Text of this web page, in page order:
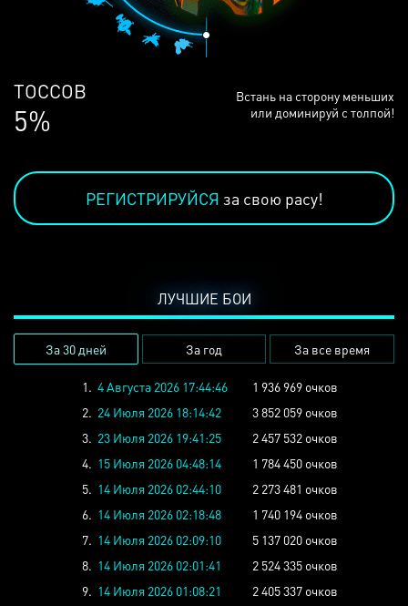
ЛЮДЕЙ
68%
Встань на сторону меньших
или доминируй с толпой!
РЕГИСТРИРУЙСЯ за свою расу!
ЛУЧШИЕ БОИ
За 30 дней За год За все время
1. 4 Августа 2026 17:44:46
1 936 969 очков
2. 24 Июля 2026 18:14:42
3 852 059 очков
3. 23 Июля 2026 19:41:25
2 457 532 очков
4. 15 Июля 2026 04:48:14
1 784 450 очков
5. 14 Июля 2026 02:44:10
2 273 481 очков
6. 14 Июля 2026 02:18:48
1 740 194 очков
7. 14 Июля 2026 02:09:10
5 137 020 очков
8. 14 Июля 2026 02:01:41
2 524 335 очков
9. 14 Июля 2026 01:08:21
2 405 337 очков